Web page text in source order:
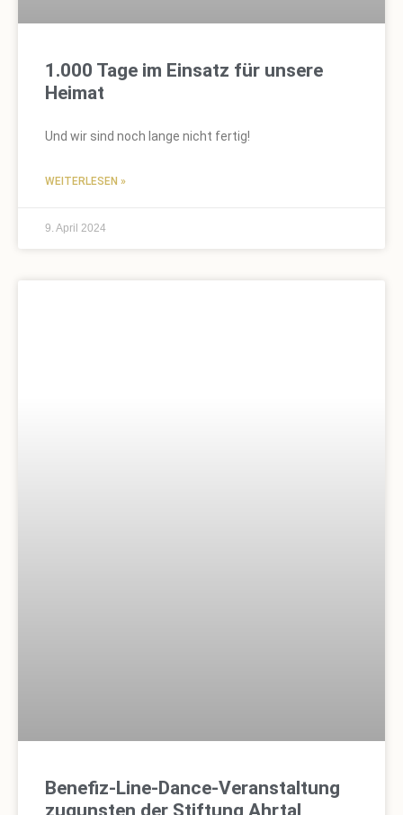
1.000 Tage im Einsatz für unsere
Heimat
Und wir sind noch lange nicht fertig!
WEITERLESEN »
9. April 2024
Benefiz-Line-Dance-Veranstaltung
zugunsten der Stiftung Ahrtal